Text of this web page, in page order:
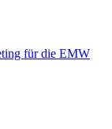
für die EMW